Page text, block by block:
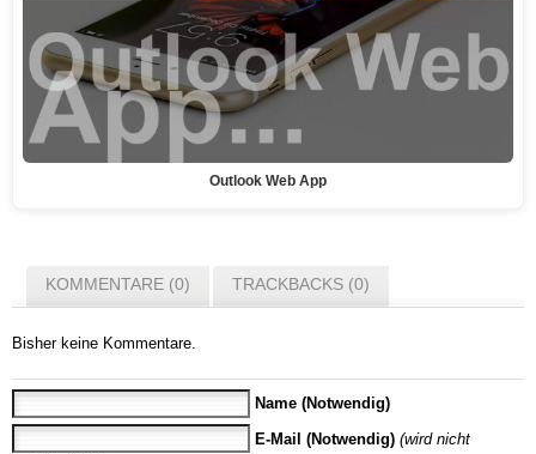
Outlook Web App
KOMMENTARE (0) TRACKBACKS (0)
Bisher keine Kommentare.
Name (Notwendig)
E-Mail (Notwendig) (wird nicht